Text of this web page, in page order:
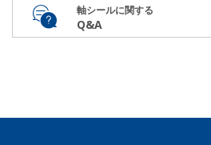
軸シールに関する
Q&A